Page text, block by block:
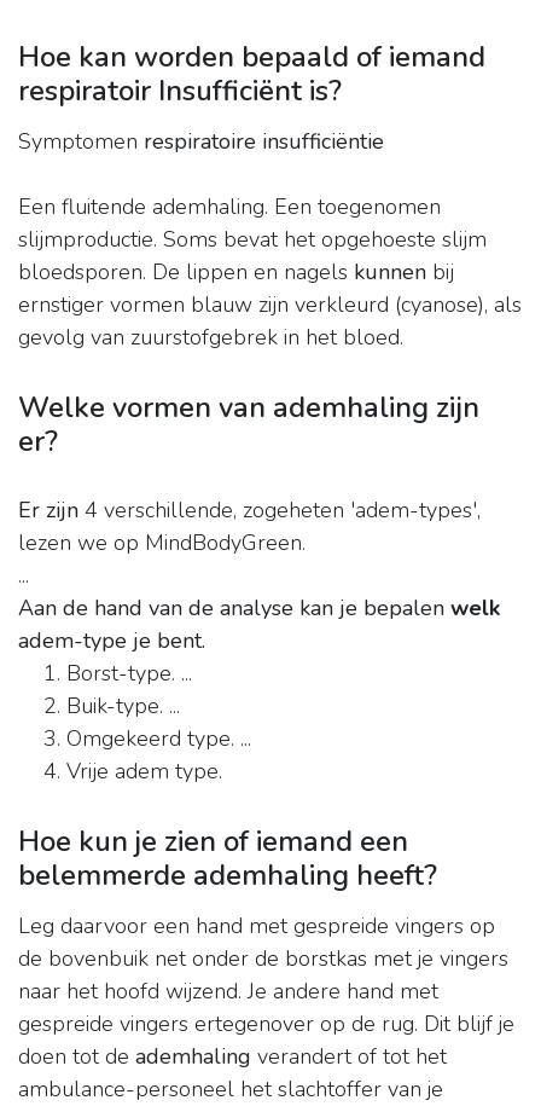
Hoe kan worden bepaald of iemand
respiratoir Insufficiënt is?
Symptomen respiratoire insufficiëntie
Een fluitende ademhaling. Een toegenomen
slijmproductie. Soms bevat het opgehoeste slijm
bloedsporen. De lippen en nagels kunnen bij
ernstiger vormen blauw zijn verkleurd (cyanose), als
gevolg van zuurstofgebrek in het bloed.
Welke vormen van ademhaling zijn
er?
Er zijn 4 verschillende, zogeheten 'adem-types',
lezen we op MindBodyGreen.
...
Aan de hand van de analyse kan je bepalen welk
adem-type je bent.
Borst-type. ...
Buik-type. ...
Omgekeerd type. ...
Vrije adem type.
Hoe kun je zien of iemand een
belemmerde ademhaling heeft?
Leg daarvoor een hand met gespreide vingers op
de bovenbuik net onder de borstkas met je vingers
naar het hoofd wijzend. Je andere hand met
gespreide vingers ertegenover op de rug. Dit blijf je
doen tot de ademhaling verandert of tot het
ambulance-personeel het slachtoffer van je